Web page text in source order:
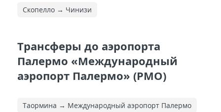
Скопелло → Чинизи
Трансферы до аэропорта
Палермо «Международный
аэропорт Палермо» (PMO)
Таормина → Международный аэропорт Палермо